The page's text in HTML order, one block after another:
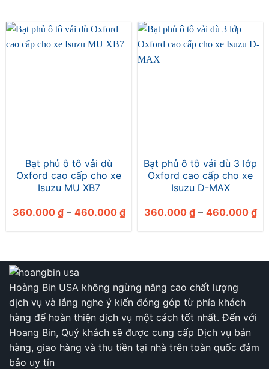
Bạt phủ ô tô vải dù
Oxford cao cấp cho xe
Isuzu MU XB7
360.000 ₫ – 460.000 ₫Khoảng
giá:
từ
460.000 ₫
Bạt phủ ô tô vải dù 3 lớp
Oxford cao cấp cho xe
Isuzu D-MAX
360.000 ₫ – 460.000 ₫
từ
Hoàng Bin USA không ngừng nâng cao chất lượng
dịch vụ và lắng nghe ý kiến đóng góp từ phía khách
hàng để hoàn thiện dịch vụ một cách tốt nhất. Đến với
Hoang Bin, Quý khách sẽ được cung cấp Dịch vụ bán
hàng, giao hàng và thu tiền tại nhà trên toàn quốc đảm
bảo uy tín